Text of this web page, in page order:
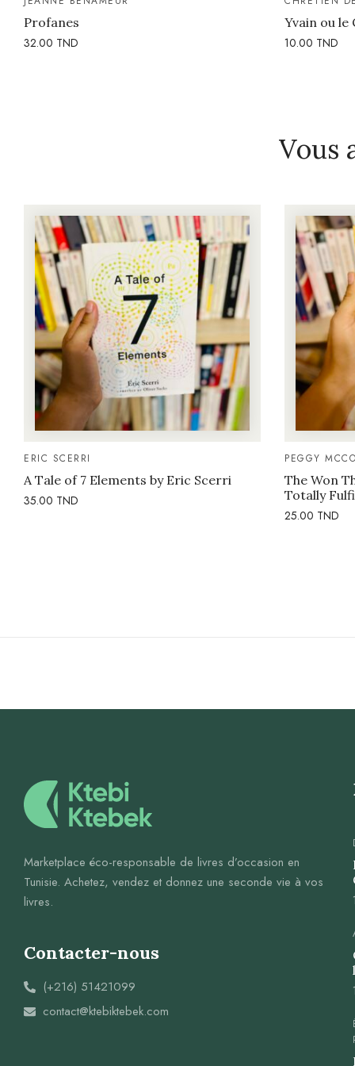
Profanes
32.00 TND
Yvain ou le
10.00 TND
Vous
ERIC SCERRI
A Tale of 7 Elements by Eric Scerri
35.00 TND
PEGGY
The Won
Totally
25.00 TND
Marketplace éco-responsable de livres d’occasion en
Tunisie. Achetez, vendez et donnez une seconde vie à vos
livres.
Contacter-nous
(+216) 51421099
contact@ktebiktebek.com